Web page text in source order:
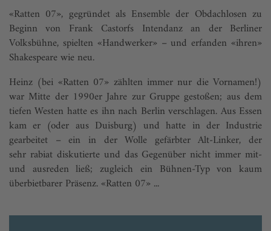
«Ratten 07», gegründet als Ensemble der Obdachlosen zu
Beginn von Frank Castorfs Intendanz an der Berliner
Volksbühne, spielten «Handwerker» – und erfanden «ihren»
Shakespeare wie neu.
Heinz (bei «Ratten 07» zählten immer nur die Vornamen!)
war Mitte der 1990er Jahre zur Gruppe gestoßen; aus dem
tiefen Westen hatte es ihn nach Berlin verschlagen. Aus Essen
kam er (oder aus Duisburg) und hatte in der Industrie
gearbeitet – ein in der Wolle gefärbter Alt-Linker, der
sehr rabiat diskutierte und das Gegenüber nicht immer mit-
und ausreden ließ; zugleich ein Bühnen-Typ von kaum
überbietbarer Präsenz. «Ratten 07» ...